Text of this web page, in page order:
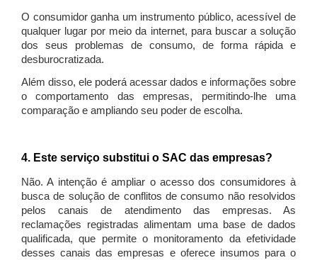
O consumidor ganha um instrumento público, acessível de
qualquer lugar por meio da internet, para buscar a solução
dos seus problemas de consumo, de forma rápida e
desburocratizada.
Além disso, ele poderá acessar dados e informações sobre
o comportamento das empresas, permitindo-lhe uma
comparação e ampliando seu poder de escolha.
4. Este serviço substitui o SAC das empresas?
Não. A intenção é ampliar o acesso dos consumidores à
busca de solução de conflitos de consumo não resolvidos
pelos canais de atendimento das empresas. As
reclamações registradas alimentam uma base de dados
qualificada, que permite o monitoramento da efetividade
desses canais das empresas e oferece insumos para o